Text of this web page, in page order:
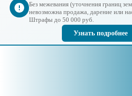
Без межевания (уточнения границ
невозможна продажа, дарение или
Штрафы до 50 000 руб.
Узнать подробнее